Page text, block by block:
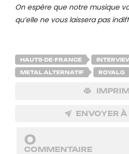
On espère que notre musique
qu’elle ne vous laissera pas
HAUTS-DE-FRANCE
METAL ALTERNATIF ROYALG
ENVOYER
0
COMMENTAIRE